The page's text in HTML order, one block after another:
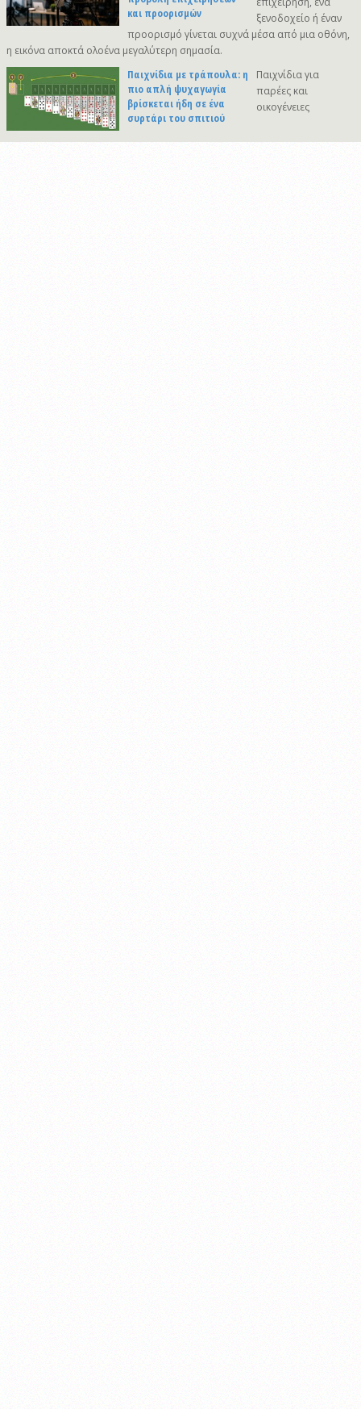
και προορισμών
ξενοδοχείο ή έναν
προορισμό γίνεται συχνά μέσα από μια οθόνη,
η εικόνα αποκτά ολοένα μεγαλύτερη σημασία.
Παιχνίδια με τράπουλα: η
πιο απλή ψυχαγωγία
βρίσκεται ήδη σε ένα
συρτάρι του σπιτιού
Παιχνίδια για
παρέες και
οικογένειες